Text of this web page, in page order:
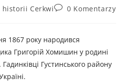
historii Cerkwi 0 Komentarzy
1867 року народився
Григорій Хомишин у родині
Густинського району